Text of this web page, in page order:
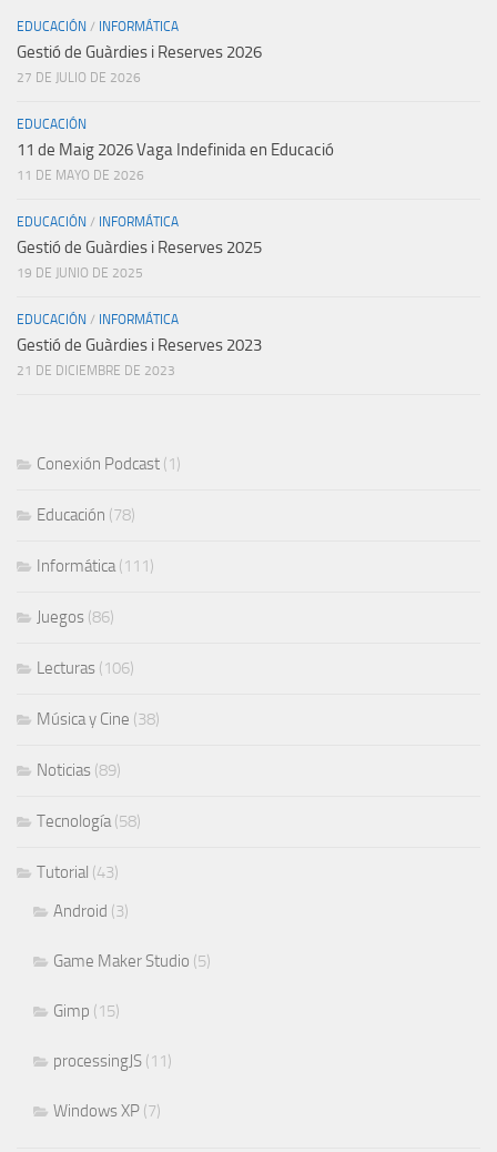
EDUCACIÓN / INFORMÁTICA
Gestió de Guàrdies i Reserves 2026
27 DE JULIO DE 2026
EDUCACIÓN
11 de Maig 2026 Vaga Indefinida en Educació
11 DE MAYO DE 2026
EDUCACIÓN / INFORMÁTICA
Gestió de Guàrdies i Reserves 2025
19 DE JUNIO DE 2025
EDUCACIÓN / INFORMÁTICA
Gestió de Guàrdies i Reserves 2023
21 DE DICIEMBRE DE 2023
Conexión Podcast (1)
Educación (78)
Informática(111)
Juegos (86)
Lecturas (106)
Música y Cine (38)
Noticias (89)
Tecnología(58)
Tutorial (43)
Android (3)
Game Maker Studio (5)
Gimp (15)
processingJS (11)
Windows XP (7)